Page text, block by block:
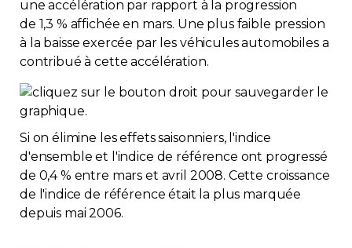
une accélération par rapport à la progression
de 1,3 % affichée en mars. Une plus faible pression
à la baisse exercée par les véhicules automobiles a
contribué à cette accélération.
Si on élimine les effets saisonniers, l'indice
d'ensemble et l'indice de référence ont progressé
de 0,4 % entre mars et avril 2008. Cette croissance
de l'indice de référence était la plus marquée
depuis mai 2006.